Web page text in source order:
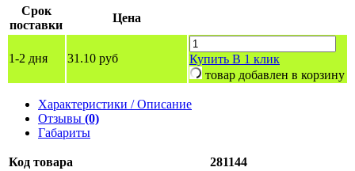
Срок
поставки
Цена
1-2 дня 31.10 руб Купить В 1 клик
товар добавлен в корзину
Характеристики / Описание
Отзывы (0)
Габариты
Код товара
281144